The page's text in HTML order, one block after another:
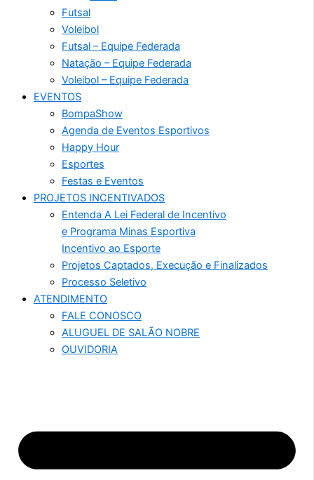
Futsal
Voleibol
Futsal – Equipe Federada
Natação – Equipe Federada
Voleibol – Equipe Federada
EVENTOS
BompaShow
Agenda de Eventos Esportivos
Happy Hour
Esportes
Festas e Eventos
PROJETOS INCENTIVADOS
Entenda A Lei Federal de Incentivo
e Programa Minas Esportiva
Incentivo ao Esporte
Projetos Captados, Execução e Finalizados
Processo Seletivo
ATENDIMENTO
FALE CONOSCO
ALUGUEL DE SALÃO NOBRE
OUVIDORIA